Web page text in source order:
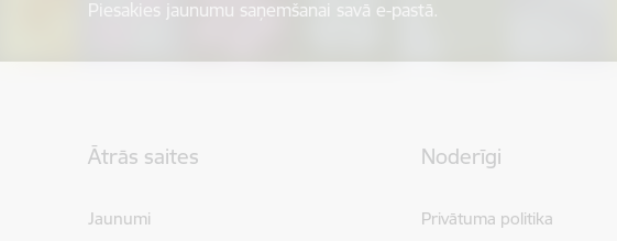
Piesakies jaunumu saņemšanai savā e-pastā.
Ātrās saites
Jaunumi
Noderīgi
Privātuma politika